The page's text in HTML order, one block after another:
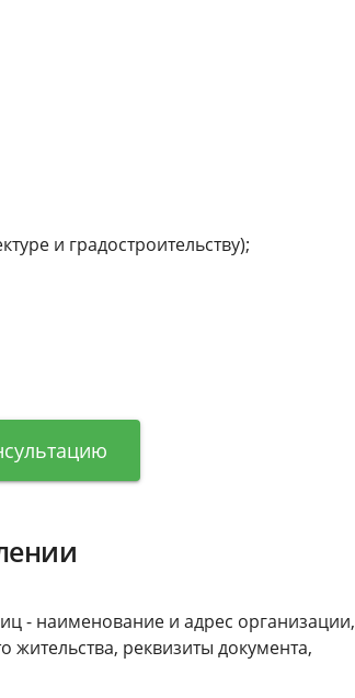
и градостроительству);
- наименование и адрес организации,
реквизиты документа,